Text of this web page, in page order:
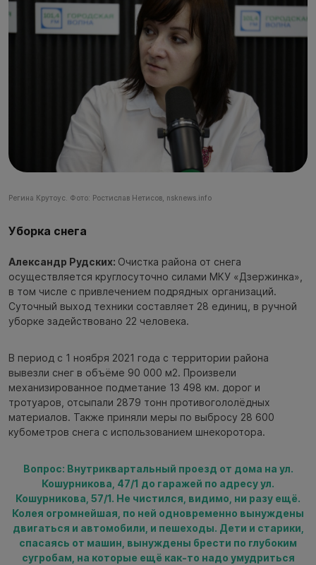
Регина Крутоус. Фото: Ростислав Нетисов, nsknews.info
Уборка снега
Александр Рудских: Очистка района от снега
осуществляется круглосуточно силами МКУ «Дзержинка»,
в том числе с привлечением подрядных организаций.
Суточный выход техники составляет 28 единиц, в ручной
уборке задействовано 22 человека.
В период с 1 ноября 2021 года с территории района
вывезли снег в объёме 90 000 м2. Произвели
механизированное подметание 13 498 км. дорог и
тротуаров, отсыпали 2879 тонн противогололёдных
материалов. Также приняли меры по выбросу 28 600
кубометров снега с использованием шнекоротора.
Вопрос: Внутриквартальный проезд от дома на ул.
Кошурникова, 47/1 до гаражей по адресу ул.
Кошурникова, 57/1. Не чистился, видимо, ни разу ещё.
Колея огромнейшая, по ней одновременно вынуждены
двигаться и автомобили, и пешеходы. Дети и старики,
спасаясь от машин, вынуждены брести по глубоким
сугробам, на которые ещё как-то надо умудриться